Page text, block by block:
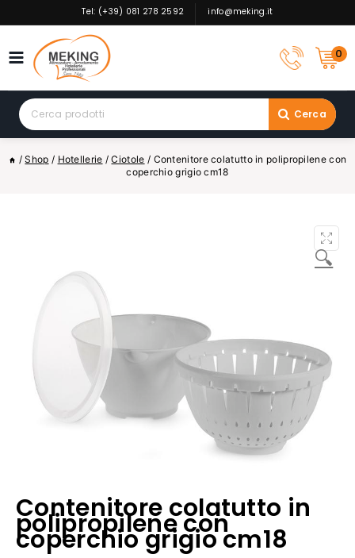
to
Tel: (+39) 081 278 2592 info@meking.it
0
Search
for:
Cerca
/ Shop / Hotellerie / Ciotole / Contenitore colatutto in polipropilene con
coperchio grigio cm18
🔍
Contenitore colatutto in
polipropilene con
coperchio grigio cm18